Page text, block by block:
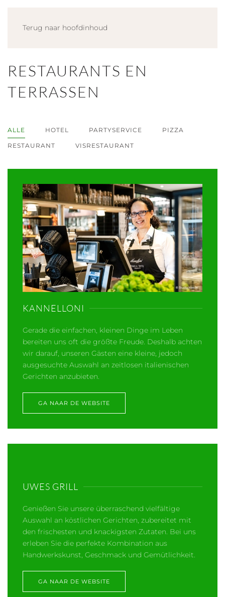
Terug naar hoofdinhoud
RESTAURANTS EN
TERRASSEN
ALLE HOTEL PARTYSERVICE PIZZA
RESTAURANT VISRESTAURANT
KANNELLONI
Gerade die einfachen, kleinen Dinge im Leben
bereiten uns oft die größte Freude. Deshalb achten
wir darauf, unseren Gästen eine kleine, jedoch
ausgesuchte Auswahl an zeitlosen italienischen
Gerichten anzubieten.
GA NAAR DE WEBSITE
UWES GRILL
Genießen Sie unsere überraschend vielfältige
Auswahl an köstlichen Gerichten, zubereitet mit
den frischesten und knackigsten Zutaten. Bei uns
erleben Sie die perfekte Kombination aus
Handwerkskunst, Geschmack und Gemütlichkeit.
GA NAAR DE WEBSITE